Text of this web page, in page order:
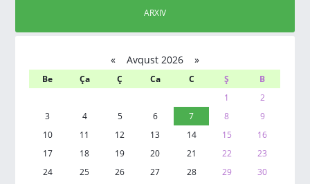
ARXIV
«Avqust 2026 »
Be Ça Ç Ca C Ş
B
1
2
3
4 5 6 7 8
9
10
11 12 13 14 15
16
17
18 19 20 21 22
23
24
25 26 27 28 29
30